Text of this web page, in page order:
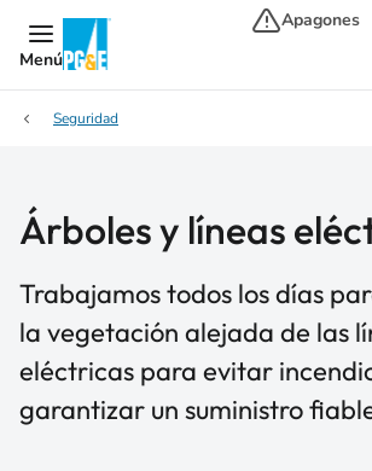
Menú
Apagones
Seguridad
Árboles y líneas
Trabajamos todos los días
la vegetación alejada de las
eléctricas para evitar
garantizar un suministro